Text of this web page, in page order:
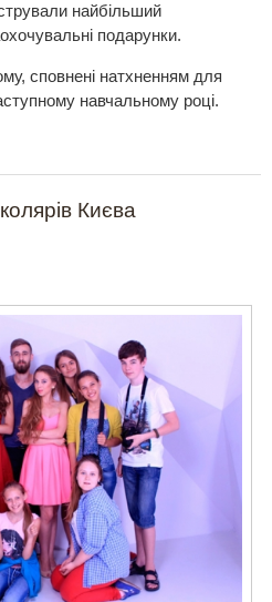
найбільший
подарунки.
сповнені натхненням для
навчальному році.
Києва